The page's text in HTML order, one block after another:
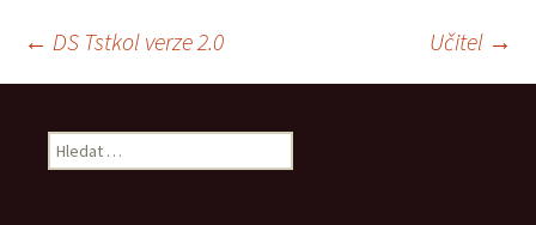
Navigace
pro
← DS Tstkol verze 2.0 Učitel →
Vyhledávání